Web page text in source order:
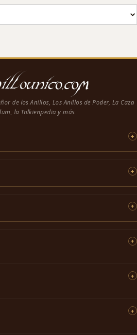
de los Anillos, Los Anillos de Poder, La Caza
la Tolkienpedia y más